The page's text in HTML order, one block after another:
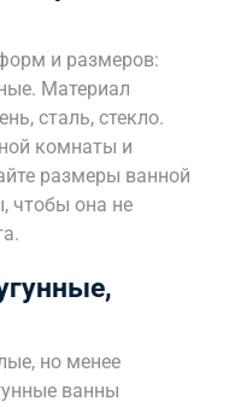
и размеров:
Материал
сталь, стекло.
комнаты и
размеры ванной
чтобы она не
но менее
ванны